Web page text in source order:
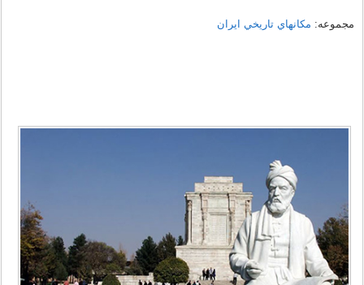
مجموعه: مكانهاي تاريخي ايران